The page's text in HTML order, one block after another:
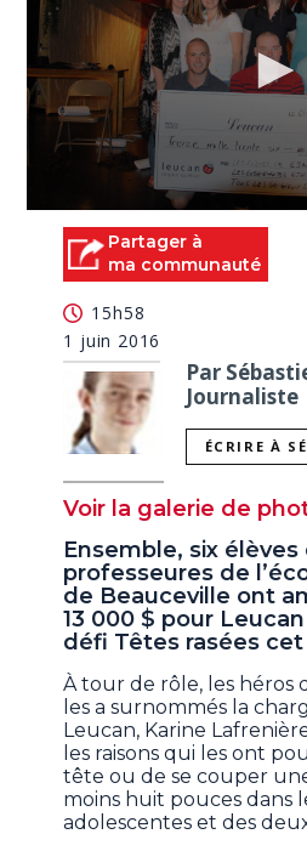
seconds
seconds
Partager à
ma communauté
15h58
1 juin 2016
Par
Journaliste
ÉCRIRE À
Voir la galerie de
Ensemble, six
professeures de
de Beauceville ont
13 000 $ pour
défi Têtes rasées
À tour de rôle, les héros
les a surnommés la
Leucan, Karine
les raisons qui les ont
tête ou de se couper
moins huit pouces dans
adolescentes et des